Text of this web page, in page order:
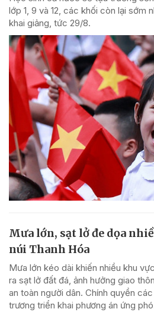
lớp 1, 9 và 12, các khối còn lại sớm
khai giảng, tức 29/8.
Mưa lớn, sạt lở đe dọa
núi Thanh Hóa
Mưa lớn kéo dài khiến nhiều khu
ra sạt lở đất đá, ảnh hưởng giao
an toàn người dân. Chính quyền
trương triển khai phương án ứng